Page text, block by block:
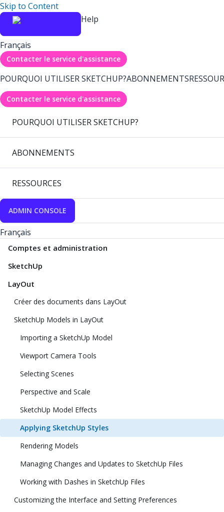
Skip to Content
Help
Français
Contacter le service d'assistance
POURQUOI UTILISER SKETCHUP?ABONNEMENTS
Contacter le service d'assistance
POURQUOI UTILISER SKETCHUP?
ABONNEMENTS
RESSOURCES
ADMIN CONSOLE
Français
Comptes et administration
SketchUp
LayOut
Créer des documents dans LayOut
SketchUp Models in LayOut
Importing a SketchUp Model
Viewport Camera Tools
Selecting Scenes
Perspective and Scale
SketchUp Model Effects
Applying SketchUp Styles
Rendering Models
Managing Changes and Updates to SketchUp Files
Working with Dashes in SketchUp Files
Customizing the Interface and Setting Preferences